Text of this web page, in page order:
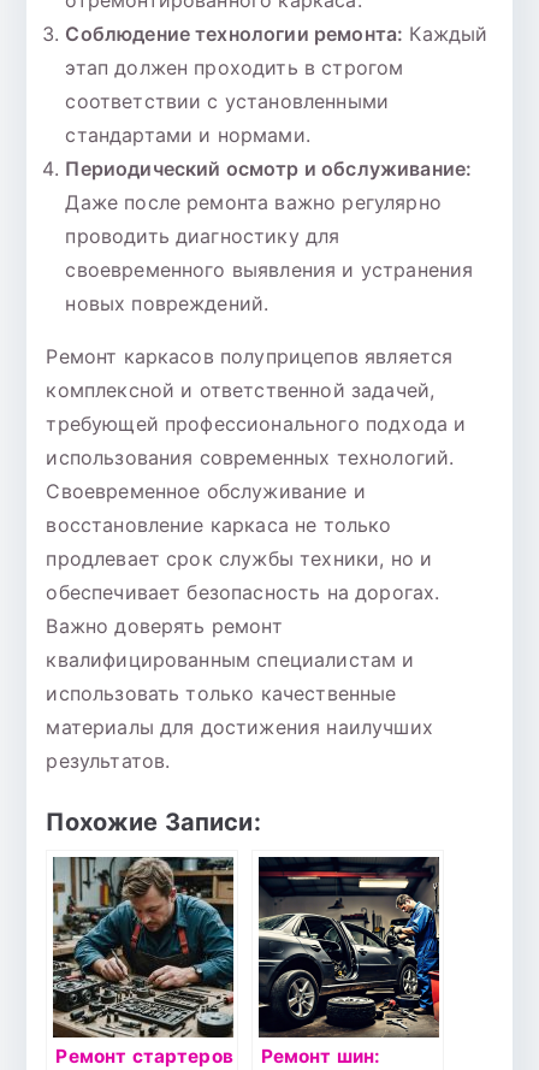
Соблюдение технологии ремонта: Каждый
этап должен проходить в строгом
соответствии с установленными
стандартами и нормами.
Периодический осмотр и обслуживание:
Даже после ремонта важно регулярно
проводить диагностику для
своевременного выявления и устранения
новых повреждений.
Ремонт каркасов полуприцепов является
комплексной и ответственной задачей,
требующей профессионального подхода и
использования современных технологий.
Своевременное обслуживание и
восстановление каркаса не только
продлевает срок службы техники, но и
обеспечивает безопасность на дорогах.
Важно доверять ремонт
квалифицированным специалистам и
использовать только качественные
материалы для достижения наилучших
результатов.
Похожие Записи:
Ремонт стартеров Ремонт шин: